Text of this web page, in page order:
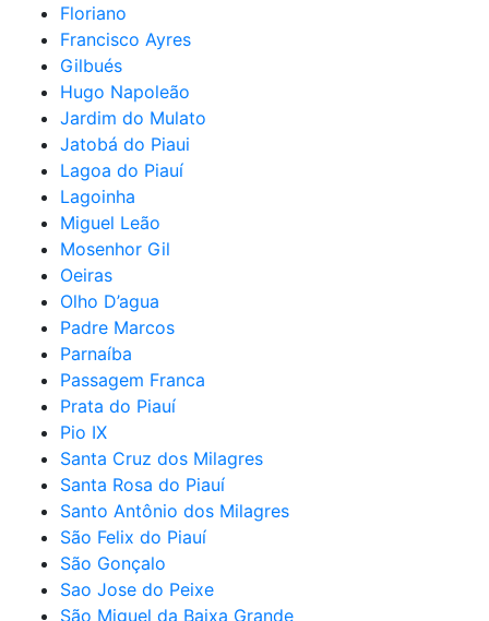
Floriano
Francisco Ayres
Gilbués
Hugo Napoleão
Jardim do Mulato
Jatobá do Piaui
Lagoa do Piauí
Lagoinha
Miguel Leão
Mosenhor Gil
Oeiras
Olho D’agua
Padre Marcos
Parnaíba
Passagem Franca
Prata do Piauí
Pio IX
Santa Cruz dos Milagres
Santa Rosa do Piauí
Santo Antônio dos Milagres
São Felix do Piauí
São Gonçalo
Sao Jose do Peixe
São Miguel da Baixa Grande